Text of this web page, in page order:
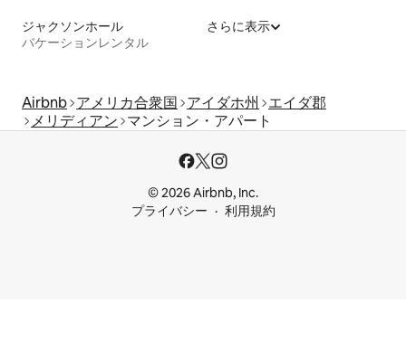
ジャクソンホール
バケーションレンタル
さらに表示
Airbnb アメリカ合衆国 アイダホ州
エイダ郡
メリディアン マンション・アパート
© 2026 Airbnb, Inc.
プライバシー
利用規約